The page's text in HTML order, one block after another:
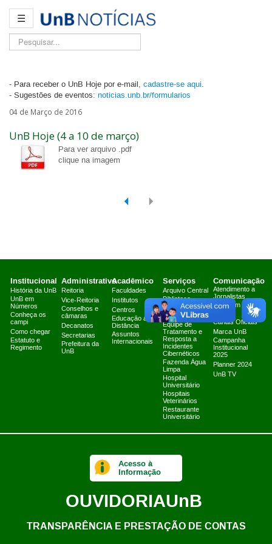
☰
Pesquisar...
- Para receber o UnB Hoje por e-mail, cadastre-se aqui.
- Sugestões de eventos: noticias.unb.br/formularios
04 de Março de 2016
UnB Hoje (4 a 10 de março)
Para ver arquivo .pdf
clique na imagem
Institucional
História da UnB
UnB em
Números
Conheça os
campi
Como chegar
Estatuto e
Regimento
Administrativo
Reitoria
Vice-Reitoria
Conselhos e
câmaras
Decanatos
Secretarias
Prefeitura da
UnB
Acadêmico
Faculdades
Institutos
Centros
Educação a
Distância
Assuntos
Internacionais
Serviços
Arquivo Central
Biblioteca
Central
Editora UnB
Equipe de
Tratamento e
Resposta a
Incidentes
Cibernéticos
Fazenda Água
Limpa
Hospital
Universitário
Hospitais
Veterinários
Restaurante
Universitário
Comunicação
Atendimento a
Jornalistas
Fale com a
Canais Oficiais
Marca UnB
Campanha
Institucional
2025
Planner 2024
UnB TV
Acesso à
Informação
OUVIDORIAUnB
TRANSPARÊNCIA E PRESTAÇÃO DE CONTAS